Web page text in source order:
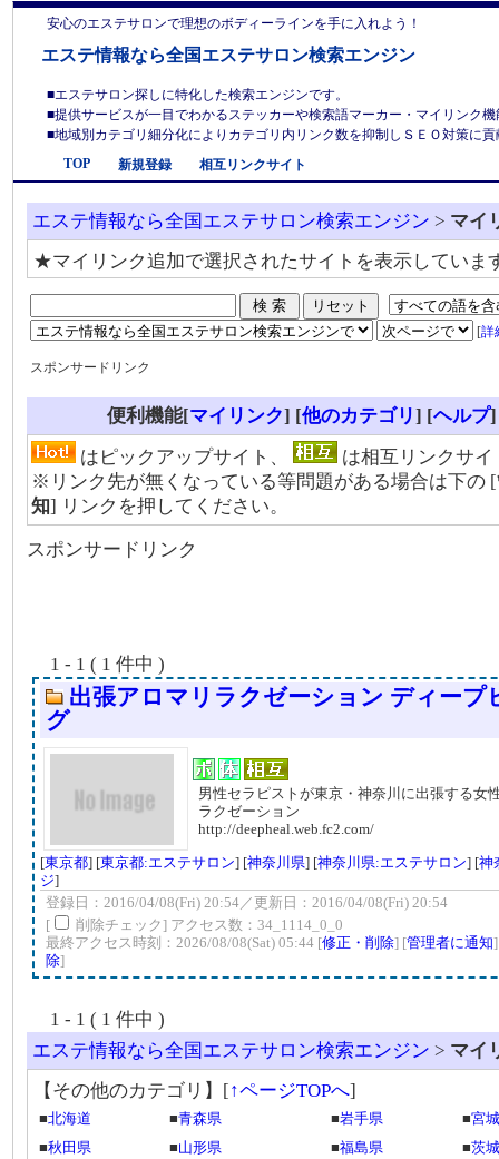
安心のエステサロンで理想のボディーラインを手に入れよう！
エステ情報なら全国エステサロン検索エンジン
■エステサロン探しに特化した検索エンジンです。
■提供サービスが一目でわかるステッカーや検索語マーカー・マイリンク
■地域別カテゴリ細分化によりカテゴリ内リンク数を抑制しＳＥＯ対策に
TOP
新規登録 相互リンクサイト
エステ情報なら全国エステサロン検索エンジン > マイ
★マイリンク追加で選択されたサイトを表示していま
[詳
スポンサードリンク
便利機能[マイリンク] [他のカテゴリ] [ヘルプ
はピックアップサイト、
は相互リンクサイ
※リンク先が無くなっている等問題がある場合は下の [
知] リンクを押してください。
スポンサードリンク
1 - 1 ( 1 件中 )
出張アロマリラクゼーション ディープ
グ
男性セラピストが東京・神奈川に出張する女
ラクゼーション
http://deepheal.web.fc2.com/
[東京都] [東京都:エステサロン] [神奈川県] [神奈川県:エステサロン] [神
ジ]
登録日：2016/04/08(Fri) 20:54／更新日：2016/04/08(Fri) 20:54
[
削除チェック] アクセス数：34_1114_0_0
最終アクセス時刻：2026/08/08(Sat) 05:44 [修正・削除] [管理者に通知
除]
1 - 1 ( 1 件中 )
エステ情報なら全国エステサロン検索エンジン > マイ
【その他のカテゴリ】 [↑ページTOPへ]
■北海道 ■青森県 ■岩手県 ■宮
■秋田県 ■山形県 ■福島県 ■茨